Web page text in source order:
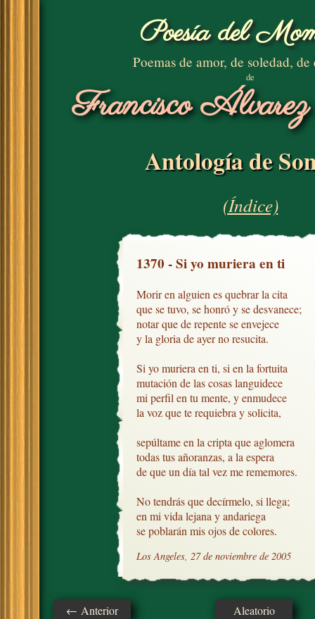
Poesía del
Poemas de amor, de soledad, de
de
Francisco
Antología de
(Índice)
1370 - Si yo muriera en ti
Morir en alguien es quebrar la cita
que se tuvo, se honró y se desvanece;
notar que de repente se envejece
y la gloria de ayer no resucita.
Si yo muriera en ti, si en la fortuita
mutación de las cosas languidece
mi perfil en tu mente, y enmudece
la voz que te requiebra y solicita,
sepúltame en la cripta que aglomera
todas tus añoranzas, a la espera
de que un día tal vez me rememores.
No tendrás que decírmelo, si llega;
en mi vida lejana y andariega
se poblarán mis ojos de colores.
Los Angeles, 27 de noviembre de 2005
← Anterior Aleatorio